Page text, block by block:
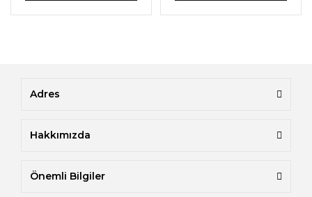
Adres
Hakkımızda
Önemli Bilgiler